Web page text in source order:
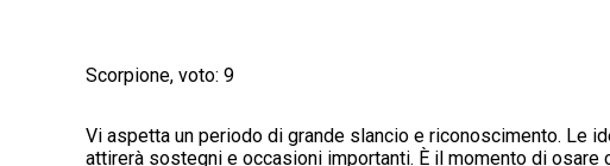
Scorpione, voto: 9
Vi aspetta un periodo di grande slancio e riconoscimento. Le
attirerà sostegni e occasioni importanti. È il momento di